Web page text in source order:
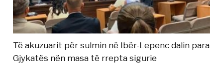
Të akuzuarit për sulmin në Ibër-Lepenc dalin para
Gjykatës nën masa të rrepta sigurie